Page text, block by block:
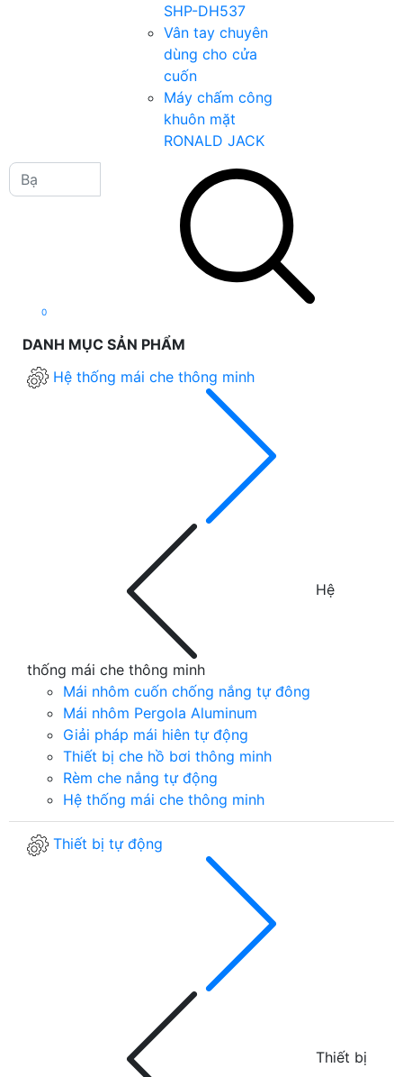
SHP-DH537
Vân tay chuyên
dùng cho cửa
cuốn
Máy chấm công
khuôn mặt
RONALD JACK
0
DANH MỤC SẢN PHẨM
Hệ thống mái che thông minh
Hệ
thống mái che thông minh
Mái nhôm cuốn chống nắng tự đông
Mái nhôm Pergola Aluminum
Giải pháp mái hiên tự động
Thiết bị che hồ bơi thông minh
Rèm che nắng tự động
Hệ thống mái che thông minh
Thiết bị tự động
Thiết bị